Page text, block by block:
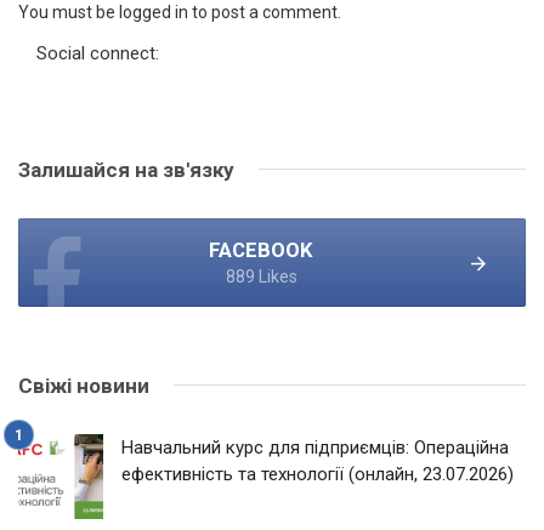
You must be logged in to post a comment.
Social connect:
Залишайся на зв'язку
FACEBOOK
889 Likes
Свіжі новини
Навчальний курс для підприємців: Операційна
ефективність та технології (онлайн, 23.07.2026)